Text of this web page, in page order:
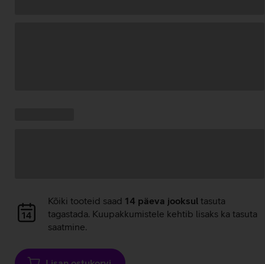
Andmete
laadimine
Kõiki tooteid saad 14 päeva jooksul tasuta
tagastada. Kuupakkumistele kehtib lisaks ka tasuta
saatmine.